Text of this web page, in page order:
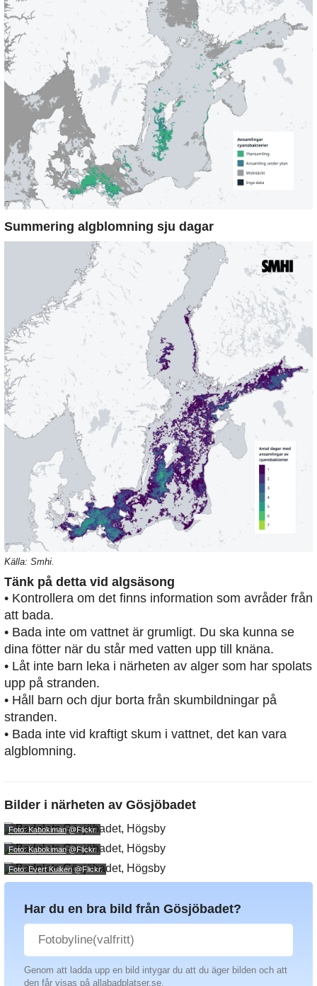
Summering algblomning sju dagar
Källa: Smhi.
Tänk på detta vid algsäsong
• Kontrollera om det finns information som avråder från
att bada.
• Bada inte om vattnet är grumligt. Du ska kunna se
dina fötter när du står med vatten upp till knäna.
• Låt inte barn leka i närheten av alger som har spolats
upp på stranden.
• Håll barn och djur borta från skumbildningar på
stranden.
• Bada inte vid kraftigt skum i vattnet, det kan vara
algblomning.
Bilder i närheten av Gösjöbadet
Foto: Kabokiman@Flickr.
Foto: Kabokiman@Flickr.
Foto: Evert Kuiken@Flickr.
Har du en bra bild från Gösjöbadet?
Genom att ladda upp en bild intygar du att du äger bilden och att
den får visas på allabadplatser.se.